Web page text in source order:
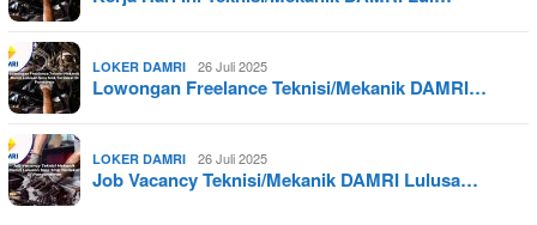
LOKER DAMRI 26 Juli 2025
Lowongan Freelance Teknisi/Mekanik DAMRI…
LOKER DAMRI 26 Juli 2025
Job Vacancy Teknisi/Mekanik DAMRI Lulusa…